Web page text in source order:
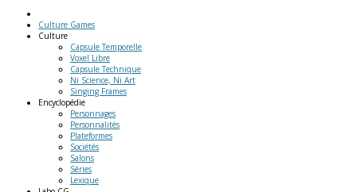
Culture Games
Culture
Capsule Temporelle
Voxel Libre
Capsule Technique
Ni Science, Ni Art
Singing Frames
Encyclopédie
Personnages
Personnalités
Plateformes
Sociétés
Salons
Séries
Lexique